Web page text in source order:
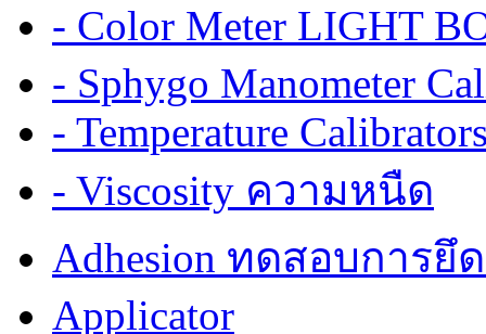
- Color Meter LIGHT
- Sphygo Manometer
- Temperature
- Viscosity ความหนืด
Adhesion ทดสอบการยึ
Applicator